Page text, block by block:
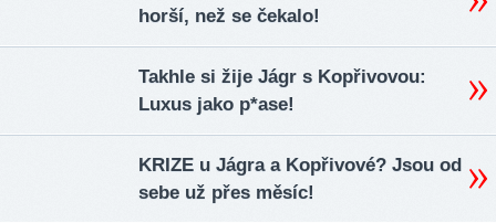
horší, než se čekalo!
Takhle si žije Jágr s Kopřivovou:
Luxus jako p*ase!
KRIZE u Jágra a Kopřivové? Jsou od
sebe už přes měsíc!